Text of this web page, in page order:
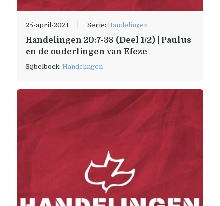
25-april-2021 Serie: Handelingen
Handelingen 20:7-38 (Deel 1/2) | Paulus
en de ouderlingen van Efeze
Bijbelboek: Handelingen